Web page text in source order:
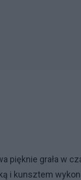
pięknie grała w
i kunsztem